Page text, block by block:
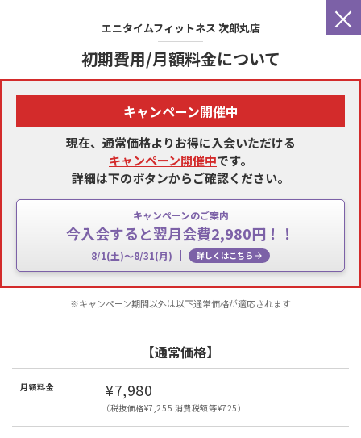
×
エニタイムフィットネス 次郎丸店
初期費用/月額料金について
キャンペーン開催中
現在、通常価格よりお得に入会いただける
キャンペーン開催中です。
詳細は下のボタンからご確認ください。
キャンペーンのご案内
今入会すると翌月会費2,980円！！
8/1(土)～8/31(月) 詳しくはこちら
※キャンペーン期間以外は以下通常価格が適応されます
【通常価格】
月額料金 ¥7,980
（税抜価格¥7,255 消費税額等¥725）